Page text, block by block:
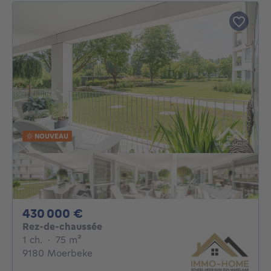
NOUVEAU
430 000 €
Rez-de-chaussée
1 ch. 1 chambre
· 75 m²
9180 Moerbeke